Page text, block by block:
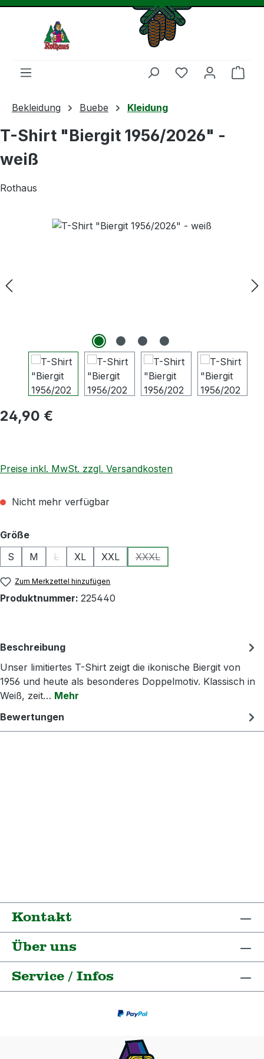
Du hast 0
Bekleidung Buebe Kleidung
T-Shirt "Biergit 1956/2026" -
weiß
Rothaus
Bildergalerie überspringen
Regulärer Preis:
24,90 €
Preise inkl. MwSt. zzgl. Versandkosten
Nicht mehr verfügbar
Größeauswählen
S
M L
(Diese Option ist zurzeit nicht verfügbar.)
XL XXL XXXL
(Diese Option ist zurzeit
Zum Merkzettel hinzufügen
Produktnummer: 225440
Beschreibung
Unser limitiertes T-Shirt zeigt die ikonische Biergit von
1956 und heute als besonderes Doppelmotiv. Klassisch in
Weiß, zeit… Mehr
Bewertungen
Kontakt
Über uns
Service / Infos